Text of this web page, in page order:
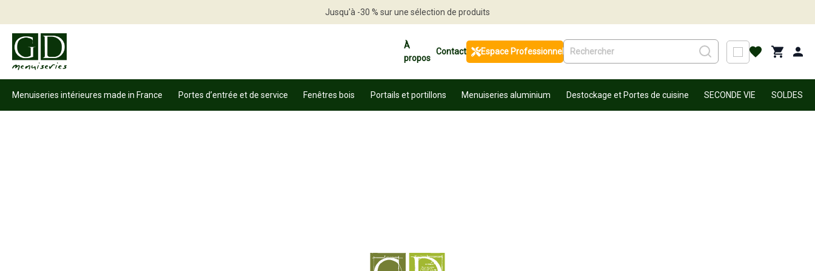
Jusqu'à -30 % sur une sélection de produits
À
propos
Contact Espace Professionnel
Menuiseries intérieures made in France Portes d’entrée et de service Fenêtres bois Portails et portillons Menuiseries aluminium Destockage et Portes de cuisine SECONDE VIE SOLDES